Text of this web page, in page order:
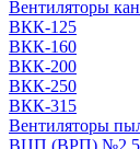
Вентиляторы
ВКК-125
ВКК-160
ВКК-200
ВКК-250
ВКК-315
Вентиляторы
ВЦП (ВРП) №2,5